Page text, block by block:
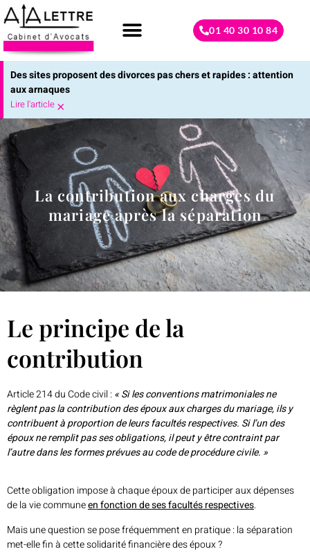
01 40 30 10 84
Des sites proposent des divorces pas chers et rapides : attention
aux arnaques
Lire l'article ×
La contribution aux charges du
mariage après la séparation
Le principe de la
contribution
Article 214 du Code civil : « Si les conventions matrimoniales ne
règlent pas la contribution des époux aux charges du mariage, ils y
contribuent à proportion de leurs facultés respectives. Si l’un des
époux ne remplit pas ses obligations, il peut y être contraint par
l’autre dans les formes prévues au code de procédure civile. »
Cette obligation impose à chaque époux de participer aux dépenses
de la vie communeen fonction de ses facultés respectives.
Mais une question se pose fréquemment en pratique : la séparation
met-elle fin à cette solidarité financière des époux ?